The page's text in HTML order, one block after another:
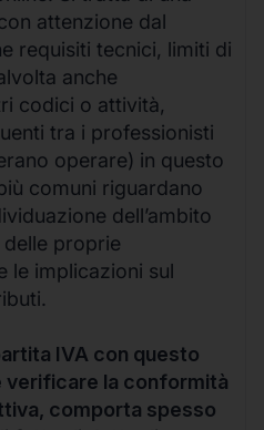
attenzione dal
requisiti tecnici, limiti di
anche
codici o attività,
tra i professionisti
operare) in questo
comuni riguardano
dell’ambito
proprie
le implicazioni sul
IVA con questo
la conformità
comporta spesso